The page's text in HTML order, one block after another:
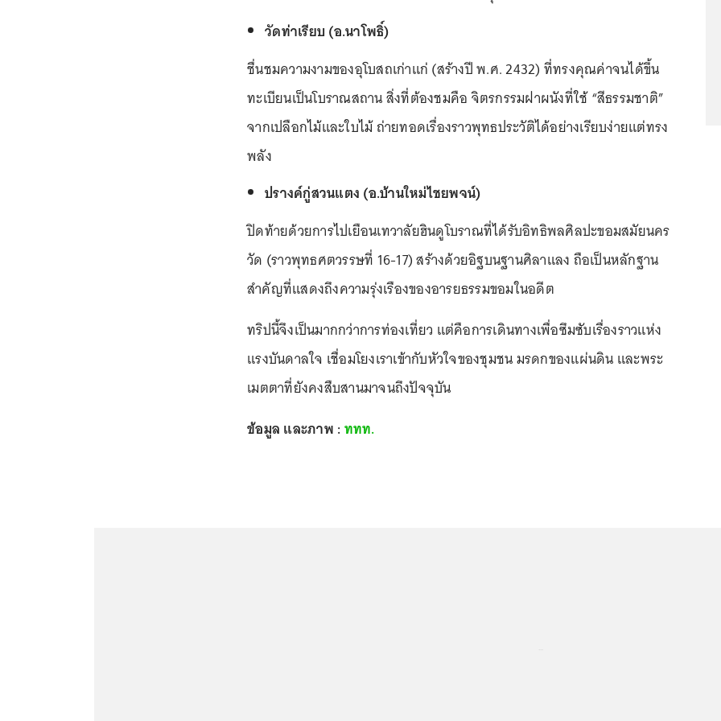
วัดท่าเรียบ (อ.นาโพธิ์)
ชื่นชมความงามของอุโบสถเก่าแก่ (สร้างปี พ.ศ. 2432) ที่ทรงคุณค่าจนได้ขึ้น
ทะเบียนเป็นโบราณสถาน สิ่งที่ต้องชมคือ จิตรกรรมฝาผนังที่ใช้ “สีธรรมชาติ”
จากเปลือกไม้และใบไม้ ถ่ายทอดเรื่องราวพุทธประวัติได้อย่างเรียบง่ายแต่ทรง
พลัง
ปรางค์กู่สวนแตง (อ.บ้านใหม่ไชยพจน์)
ปิดท้ายด้วยการไปเยือนเทวาลัยฮินดูโบราณที่ได้รับอิทธิพลศิลปะขอมสมัยนคร
วัด (ราวพุทธศตวรรษที่ 16-17) สร้างด้วยอิฐบนฐานศิลาแลง ถือเป็นหลักฐาน
สำคัญที่แสดงถึงความรุ่งเรืองของอารยธรรมขอมในอดีต
ทริปนี้จึงเป็นมากกว่าการท่องเที่ยว แต่คือการเดินทางเพื่อซึมซับเรื่องราวแห่ง
แรงบันดาลใจ เชื่อมโยงเราเข้ากับหัวใจของชุมชน มรดกของแผ่นดิน และพระ
เมตตาที่ยังคงสืบสานมาจนถึงปัจจุบัน
ข้อมูล และภาพ :ททท.